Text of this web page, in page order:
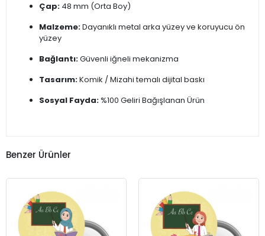
Çap: 48 mm (Orta Boy)
Malzeme:Dayanıklı metal arka yüzey ve koruyucu ön
yüzey
Bağlantı:Güvenli iğneli mekanizma
Tasarım:Komik / Mizahi temalı dijital baskı
Sosyal Fayda: %100 Geliri Bağışlanan Ürün
Benzer Ürünler